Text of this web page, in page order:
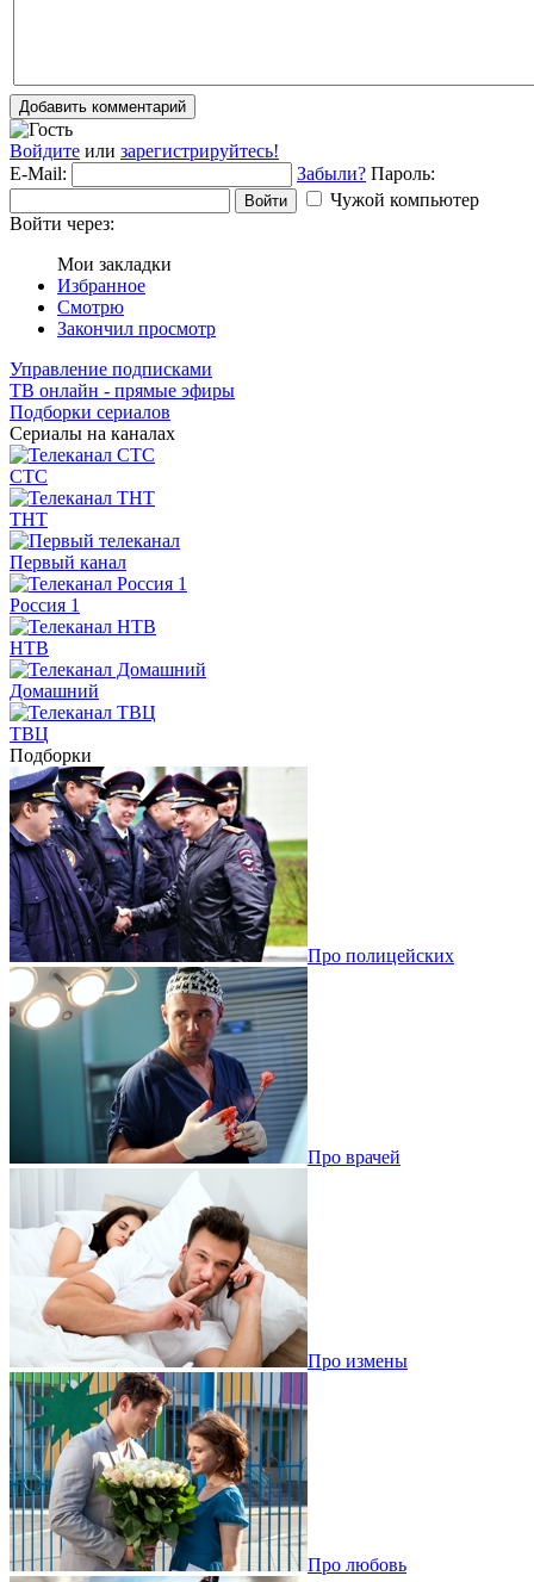
Добавить комментарий
Войдите или зарегистрируйтесь!
E-Mail:
Забыли? Пароль:
Войти
Чужой компьютер
Войти через:
Мои закладки
Избранное
Смотрю
Закончил просмотр
Управление подписками
ТВ онлайн - прямые эфиры
Подборки сериалов
Сериалы на каналах
СТС
ТНТ
Первый канал
Россия 1
НТВ
Домашний
ТВЦ
Подборки
Про полицейских
Про врачей
Про измены
Про любовь